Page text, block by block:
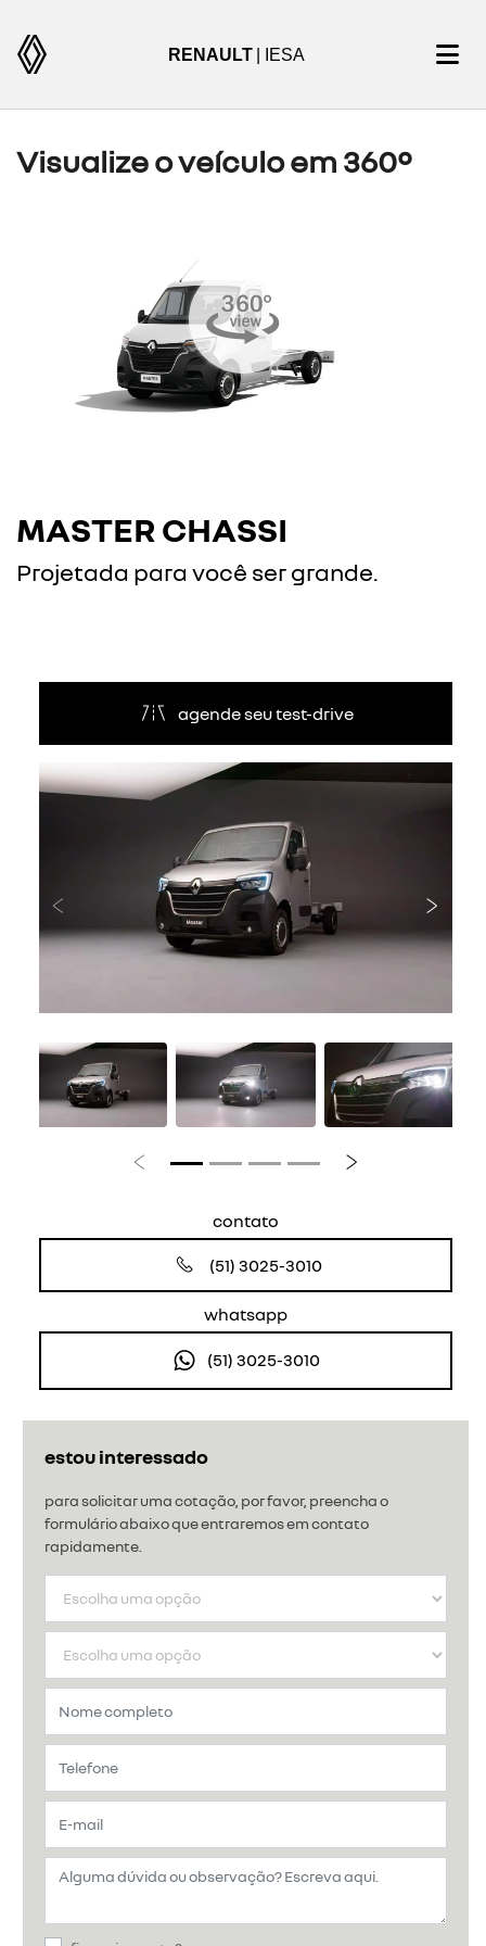
RENAULT | IESA
Visualize o veículo em 360°
MASTER CHASSI
Projetada para você ser grande.
agende seu test-drive
estou interessado
para solicitar uma cotação, por favor, preencha o
formulário abaixo que entraremos em contato
rapidamente.
Anterior
Anterior Próximo
contato
(51) 3025-3010
whatsapp
(51) 3025-3010